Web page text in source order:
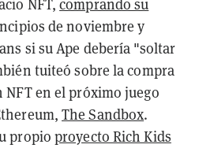
NFT,comprando su
de noviembre y
si su Ape debería "soltar
tuiteó sobre la compra
NFT en el próximo juego
The Sandbox.
propioproyecto Rich Kids